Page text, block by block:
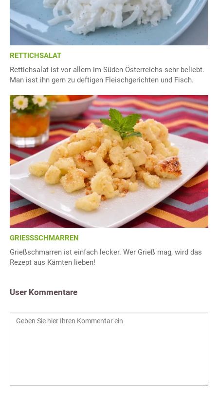
RETTICHSALAT
Rettichsalat ist vor allem im Süden Österreichs sehr beliebt.
Man isst ihn gern zu deftigen Fleischgerichten und Fisch.
GRIESSSCHMARREN
Grießschmarren ist einfach lecker. Wer Grieß mag, wird das
Rezept aus Kärnten lieben!
User Kommentare